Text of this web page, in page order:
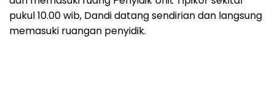
pukul 10.00 wib, Dandi datang sendirian dan langsung
memasuki ruangan penyidik.